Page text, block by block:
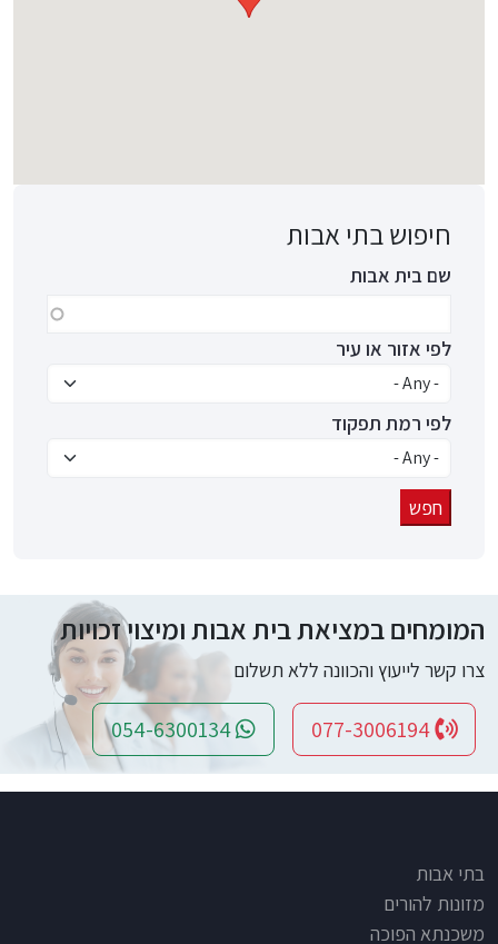
חיפוש בתי אבות
שם בית אבות
לפי אזור או עיר
לפי רמת תפקוד
המומחים במציאת בית אבות ומיצוי זכויות
צרו קשר לייעוץ והכוונה ללא תשלום
Footer
בתי אבות
מזונות להורים
משכנתא הפוכה